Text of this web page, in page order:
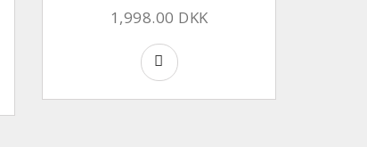
1,998.00 DKK